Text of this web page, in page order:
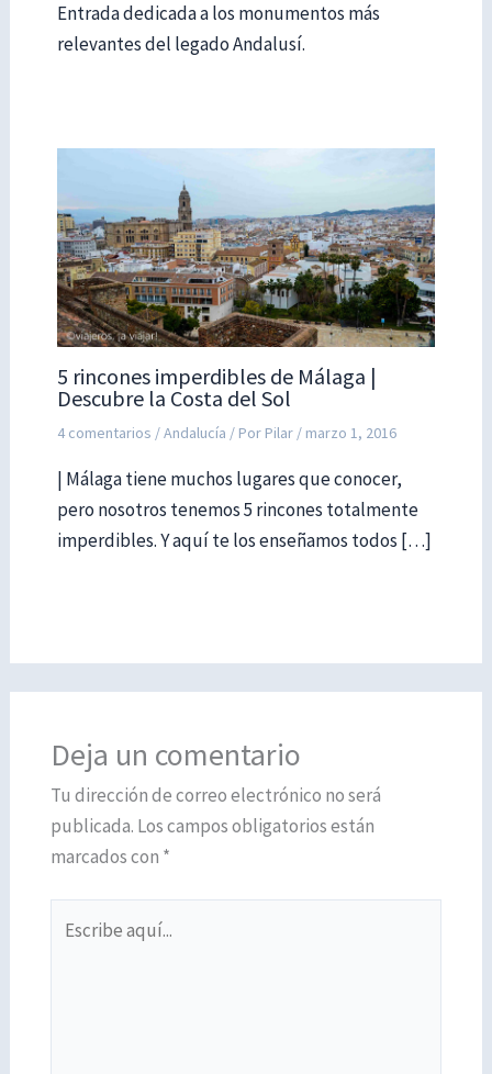
Entrada dedicada a los monumentos más
relevantes del legado Andalusí.
5 rincones imperdibles de Málaga |
Descubre la Costa del Sol
4 comentarios /Andalucía / Por Pilar / marzo 1, 2016
| Málaga tiene muchos lugares que conocer,
pero nosotros tenemos 5 rincones totalmente
imperdibles. Y aquí te los enseñamos todos […]
Deja un comentario
Tu dirección de correo electrónico no será
publicada. Los campos obligatorios están
marcados con *
aquí...